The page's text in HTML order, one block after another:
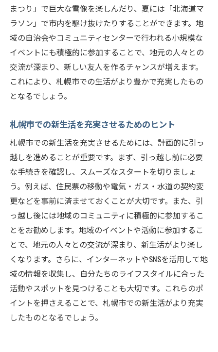
まつり」で巨大な雪像を楽しんだり、夏には「北海道マ
ラソン」で市内を駆け抜けたりすることができます。地
域の自治会やコミュニティセンターで行われる小規模な
イベントにも積極的に参加することで、地元の人々との
交流が深まり、新しい友人を作るチャンスが増えます。
これにより、札幌市での生活がより豊かで充実したもの
となるでしょう。
札幌市での新生活を充実させるためのヒント
札幌市での新生活を充実させるためには、計画的に引っ
越しを進めることが重要です。まず、引っ越し前に必要
な手続きを確認し、スムーズなスタートを切りましょ
う。例えば、住民票の移動や電気・ガス・水道の契約変
更などを事前に済ませておくことが大切です。また、引
っ越し後には地域のコミュニティに積極的に参加するこ
とをお勧めします。地域のイベントや活動に参加するこ
とで、地元の人々との交流が深まり、新生活がより楽し
くなります。さらに、インターネットやSNSを活用して地
域の情報を収集し、自分たちのライフスタイルに合った
活動やスポットを見つけることも大切です。これらのポ
イントを押さえることで、札幌市での新生活がより充実
したものとなるでしょう。